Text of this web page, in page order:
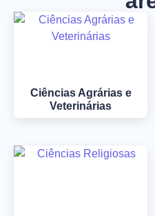
Ciências Agrárias e
Veterinárias